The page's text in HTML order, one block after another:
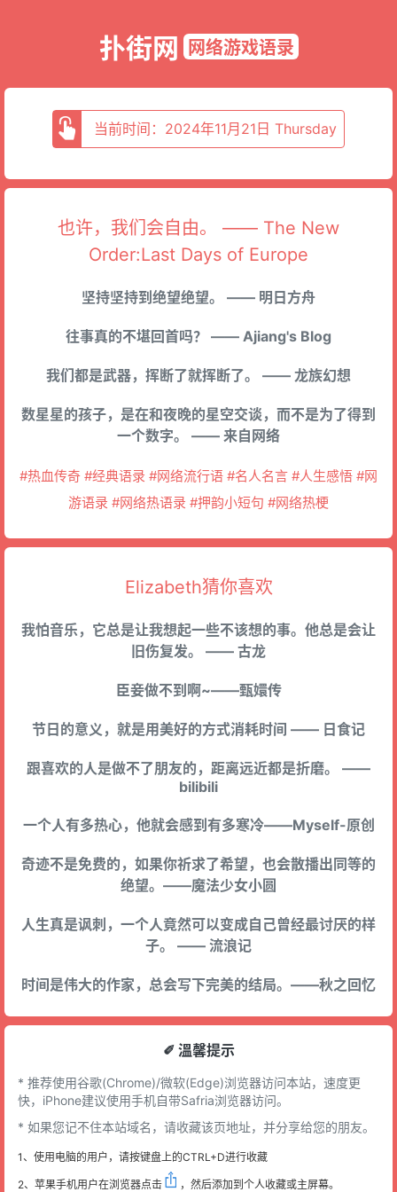
扑街网 网络游戏语录
当前时间：2024年11月21日 Thursday
也许，我们会自由。 —— The New
Order:Last Days of Europe
坚持坚持到绝望绝望。 —— 明日方舟
往事真的不堪回首吗？ —— Ajiang's Blog
我们都是武器，挥断了就挥断了。 —— 龙族幻想
数星星的孩子，是在和夜晚的星空交谈，而不是为了得到
一个数字。 —— 来自网络
#热血传奇 #经典语录 #网络流行语 #名人名言 #人生感悟 #网
游语录 #网络热语录 #押韵小短句 #网络热梗
Elizabeth猜你喜欢
我怕音乐，它总是让我想起一些不该想的事。他总是会让
旧伤复发。 —— 古龙
臣妾做不到啊~——甄嬛传
节日的意义，就是用美好的方式消耗时间 —— 日食记
跟喜欢的人是做不了朋友的，距离远近都是折磨。 ——
bilibili
一个人有多热心，他就会感到有多寒冷——Myself-原创
奇迹不是免费的，如果你祈求了希望，也会散播出同等的
绝望。——魔法少女小圆
人生真是讽刺，一个人竟然可以变成自己曾经最讨厌的样
子。 —— 流浪记
时间是伟大的作家，总会写下完美的结局。——秋之回忆
✐ 溫馨提示
* 推荐使用谷歌(Chrome)/微软(Edge)浏览器访问本站，速度更
快，iPhone建议使用手机自带Safria浏览器访问。
* 如果您记不住本站域名，请收藏该页地址，并分享给您的朋友。
1、使用电脑的用户，请按键盘上的CTRL+D进行收藏
2、苹果手机用户在浏览器点击 ，然后添加到个人收藏或主屏幕。